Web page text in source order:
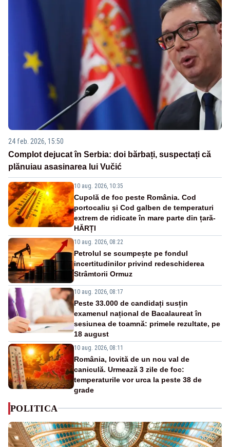
24 feb. 2026, 15:50
Complot dejucat în Serbia: doi bărbați, suspectați că
plănuiau asasinarea lui Vučić
10 aug. 2026, 10:35
Cupolă de foc peste România. Cod
portocaliu și Cod galben de temperaturi
extrem de ridicate în mare parte din țară-
HĂRȚI
10 aug. 2026, 08:22
Petrolul se scumpește pe fondul
incertitudinilor privind redeschiderea
Strâmtorii Ormuz
10 aug. 2026, 08:17
Peste 33.000 de candidați susțin
examenul național de Bacalaureat în
sesiunea de toamnă: primele rezultate, pe
18 august
10 aug. 2026, 08:11
România, lovită de un nou val de
caniculă. Urmează 3 zile de foc:
temperaturile vor urca la peste 38 de
grade
POLITICA